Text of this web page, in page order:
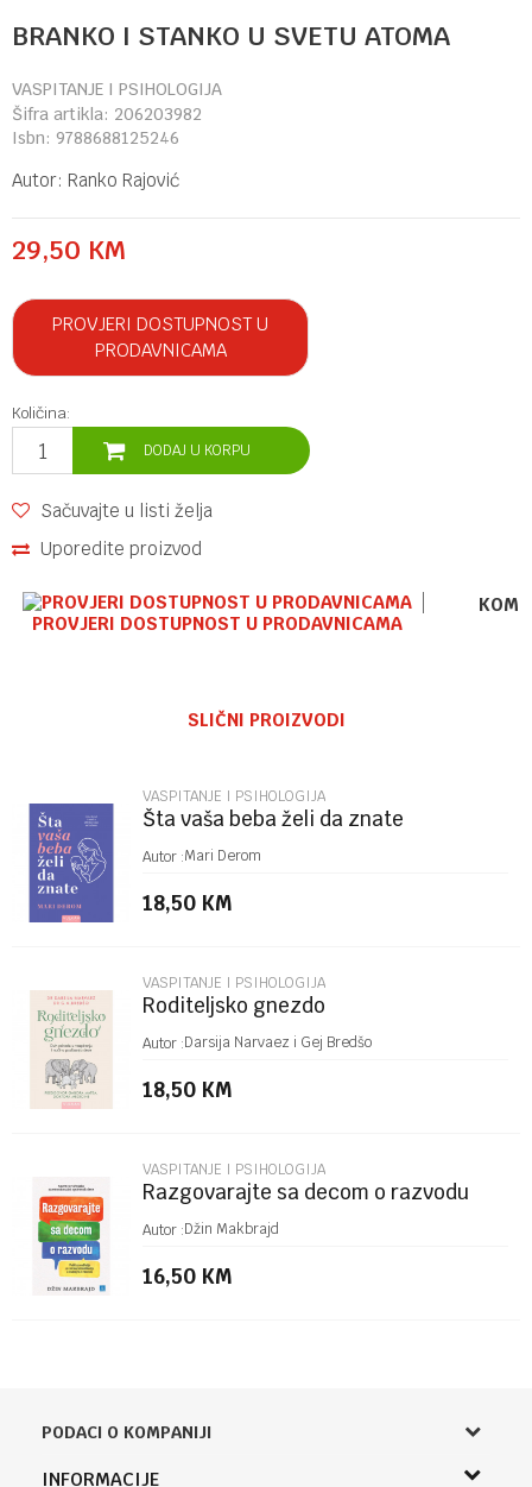
BRANKO I STANKO U SVETU ATOMA
VASPITANJE I PSIHOLOGIJA
Šifra artikla: 206203982
Isbn: 9788688125246
Autor: Ranko Rajović
29,50 KM
PROVJERI DOSTUPNOST U
PRODAVNICAMA
Količina:
DODAJ U KORPU
Sačuvajte u listi želja
Uporedite proizvod
PROVJERI DOSTUPNOST U PRODAVNICAMA
Poruka
POŠALJI
SLIČNI PROIZVODI
VASPITANJE I PSIHOLOGIJA
Šta vaša beba želi da znate
Autor :Mari Derom
18,50 KM
VASPITANJE I PSIHOLOGIJA
Roditeljsko gnezdo
Autor :Darsija Narvaez i Gej Bredšo
18,50 KM
VASPITANJE I PSIHOLOGIJA
Razgovarajte sa decom o razvodu
Autor :Džin Makbrajd
16,50 KM
PODACI O KOMPANIJI
Knjižara Kultura
INFORMACIJE